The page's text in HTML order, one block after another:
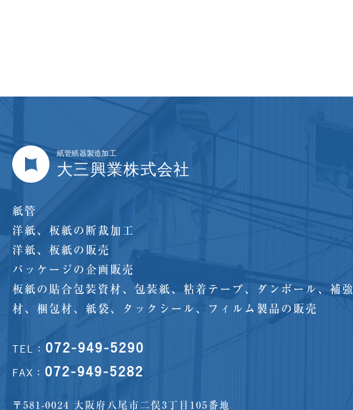
紙管
洋紙、板紙の断裁加工
洋紙、板紙の販売
パッケージの企画販売
板紙の貼合包装資材、包装紙、粘着テープ、ダンボール、補強
材、梱包材、紙袋、タックシール、フィルム製品の販売
TEL： 072-949-5290
FAX： 072-949-5282
〒581-0024 大阪府八尾市二俣3丁目105番地